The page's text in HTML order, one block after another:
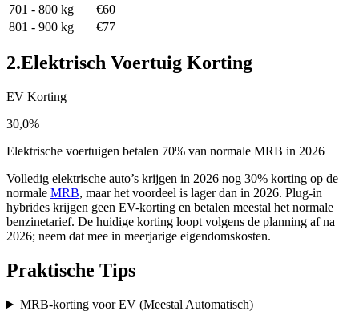
701 - 800 kg
€60
801 - 900 kg
€77
2.Elektrisch Voertuig Korting
EV Korting
30,0%
Elektrische voertuigen betalen 70% van normale MRB in 2026
Volledig elektrische auto’s krijgen in 2026 nog 30% korting op de
normale MRB, maar het voordeel is lager dan in 2026. Plug-in
hybrides krijgen geen EV-korting en betalen meestal het normale
benzinetarief. De huidige korting loopt volgens de planning af na
2026; neem dat mee in meerjarige eigendomskosten.
Praktische Tips
MRB-korting voor EV (Meestal Automatisch)